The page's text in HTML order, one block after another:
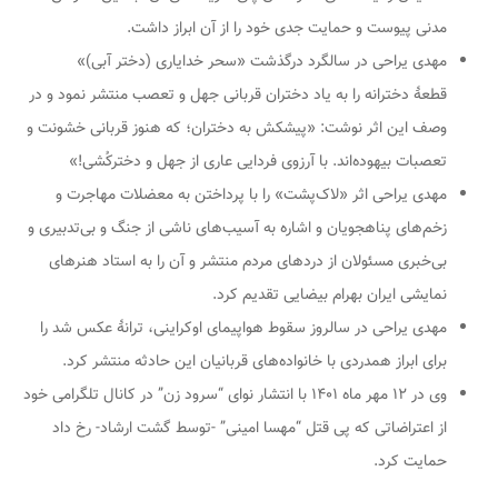
مدنی پیوست و حمایت جدی خود را از آن ابراز داشت.
مهدی یراحی در سالگرد درگذشت «سحر خدایاری (دختر آبی)»
قطعهٔ دخترانه را به یاد دختران قربانی جهل و تعصب منتشر نمود و در
وصف این اثر نوشت: «پیشکش به دختران؛ که هنوز قربانی خشونت و
تعصبات بیهوده‌اند. با آرزوی فردایی عاری از جهل و دخترکُشی!»
مهدی یراحی اثر «لاک‌پشت» را با پرداختن به معضلات مهاجرت و
زخم‌های پناهجویان و اشاره به آسیب‌های ناشی از جنگ و بی‌تدبیری و
بی‌خبری مسئولان از دردهای مردم منتشر و آن را به استاد هنرهای
نمایشی ایران بهرام بیضایی تقدیم کرد.
مهدی یراحی در سالروز سقوط هواپیمای اوکراینی، ترانهٔعکس شدرا
برای ابراز همدردی با خانواده‌های قربانیان این حادثه منتشر کرد.
وی در ۱۲ مهر ماه ۱۴۰۱ با انتشار نوای “سرود زن” در کانال تلگرامی خود
از اعتراضاتی که پی قتل “مهسا امینی” -توسط گشت ارشاد- رخ داد
حمایت کرد.